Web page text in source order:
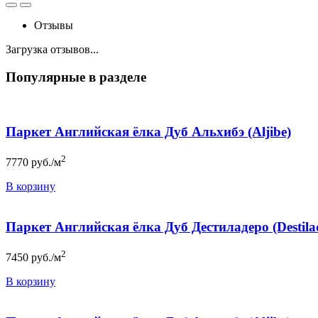
Отзывы
Загрузка отзывов...
Популярные в разделе
Паркет Английская ёлка Дуб Альхибэ (Aljibe)
7770 руб./м2
В корзину
Паркет Английская ёлка Дуб Дестиладеро
7450 руб./м2
В корзину